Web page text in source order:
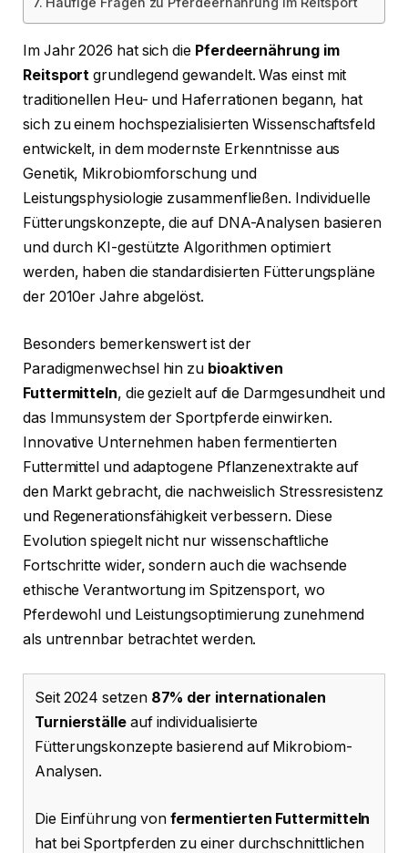
Im Jahr 2026 hat sich die Pferdeernährung im
Reitsport grundlegend gewandelt. Was einst mit
traditionellen Heu- und Haferrationen begann, hat
sich zu einem hochspezialisierten Wissenschaftsfeld
entwickelt, in dem modernste Erkenntnisse aus
Genetik, Mikrobiomforschung und
Leistungsphysiologie zusammenfließen. Individuelle
Fütterungskonzepte, die auf DNA-Analysen basieren
und durch KI-gestützte Algorithmen optimiert
werden, haben die standardisierten Fütterungspläne
der 2010er Jahre abgelöst.
Besonders bemerkenswert ist der
Paradigmenwechsel hin zu bioaktiven
Futtermitteln, die gezielt auf die Darmgesundheit und
das Immunsystem der Sportpferde einwirken.
Innovative Unternehmen haben fermentierten
Futtermittel und adaptogene Pflanzenextrakte auf
den Markt gebracht, die nachweislich Stressresistenz
und Regenerationsfähigkeit verbessern. Diese
Evolution spiegelt nicht nur wissenschaftliche
Fortschritte wider, sondern auch die wachsende
ethische Verantwortung im Spitzensport, wo
Pferdewohl und Leistungsoptimierung zunehmend
als untrennbar betrachtet werden.
Seit 2024 setzen 87% der internationalen
Turnierställeauf individualisierte
Fütterungskonzepte basierend auf Mikrobiom-
Analysen.
Die Einführung von fermentierten Futtermitteln
hat bei Sportpferden zu einer durchschnittlichen